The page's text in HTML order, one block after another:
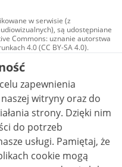
w serwisie (z
są udostępniane
Commons: uznanie autorstwa
4.0 (CC BY-SA 4.0).
w tym zdjęcia, materiały
na licencji typu
autorstwa użycie
zależnych 4.0 (CC BY-
to stwierdzone inaczej.
zapewnienia
witryny oraz do
Dzięki nim
do potrzeb
Pamiętaj, że
cookie mogą